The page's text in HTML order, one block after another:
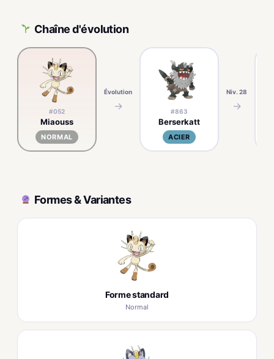
Chaîne d'évolution
#052
Miaouss
NORMAL
Évolution
→ #863
Berserkatt
ACIER
Niv. 28
→
Formes & Variantes
Forme standard
Normal